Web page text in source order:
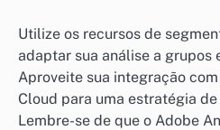
Utilize os recursos de
adaptar sua análise a grupos
Aproveite sua integração
Cloud para uma estratégia
Lembre-se de que o Adobe